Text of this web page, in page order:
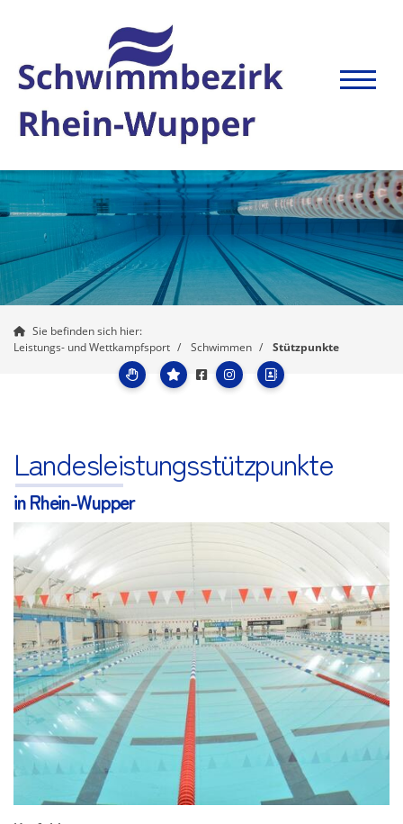
Sie befinden sich hier:
Leistungs- und Wettkampfsport
Schwimmen Stützpunkte
Landesleistungsstützpunkte
in Rhein-Wupper